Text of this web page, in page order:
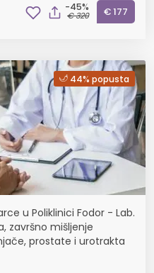
-45%
€ 320 € 177
44% popusta
u Poliklinici Fodor - Lab.
završno mišljenje
prostate i urotrakta